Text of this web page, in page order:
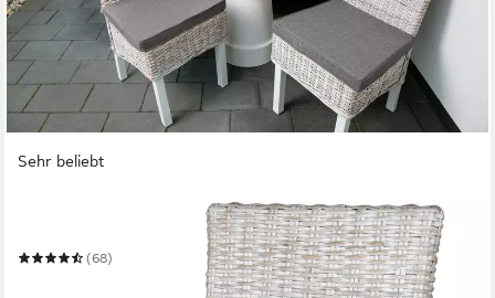
Sehr beliebt
Stuhlkissen 4er Set Stuhlkissen 40 x 45 x 5cm
(68)